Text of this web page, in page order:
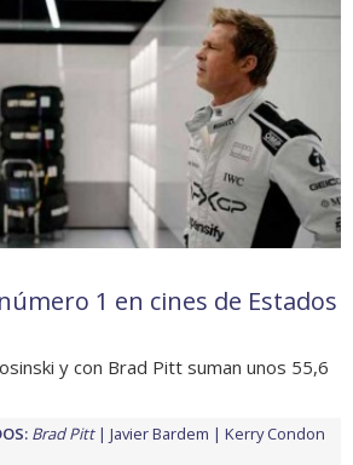
1 en cines de Estados
y con Brad Pitt suman unos 55,6
Brad Pitt Javier Bardem
Kerry Condon